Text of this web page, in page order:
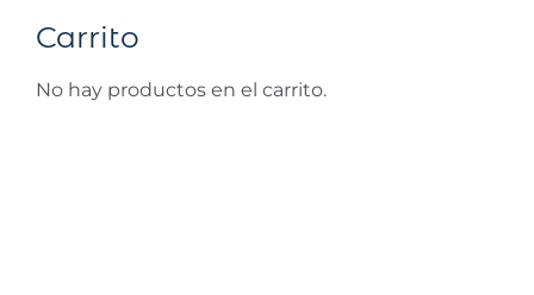
Carrito
No hay productos en el carrito.